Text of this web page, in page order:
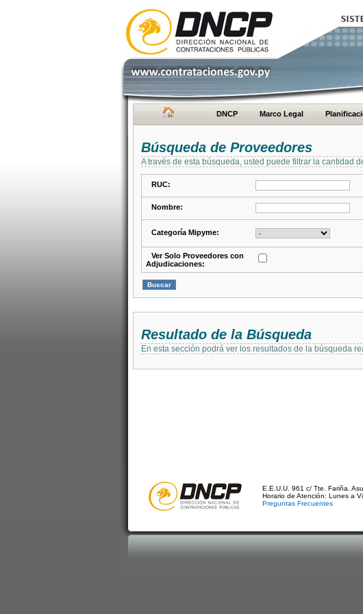
DNCP Marco Legal
Búsqueda de Proveedores
A través de esta búsqueda, usted puede filtrar la cantidad
RUC:
Nombre:
Categoría Mipyme:
Ver Solo Proveedores con
Adjudicaciones:
Resultado de la Búsqueda
En esta sección podrá ver los resultados de la búsqueda
E.E.U.U. 961 c/ Tte. Fariña.
Horario de Atención: Lunes a
Preguntas Frecuentes